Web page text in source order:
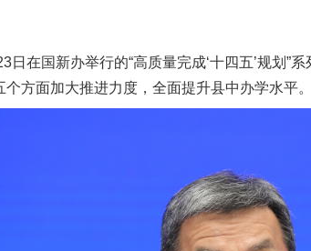
国新办举行的“高质量完成‘十四五’规划”
方面加大推进力度，全面提升县中办学水平。
法徽映军营 权益有保障